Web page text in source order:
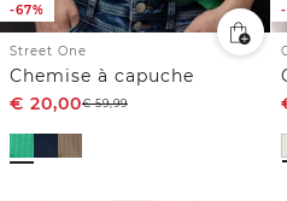
-67%
Street One
Chemise à capuche
€ 20,00€59,99